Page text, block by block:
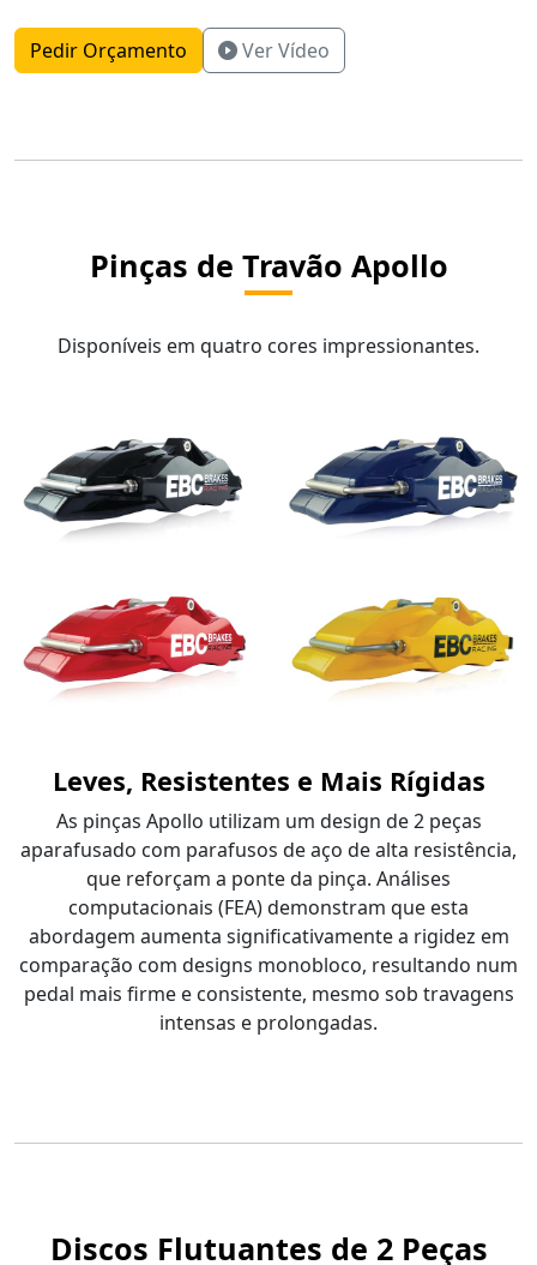
Pedir Orçamento Ver Vídeo
Pinças de Travão Apollo
Disponíveis em quatro cores impressionantes.
Leves, Resistentes e Mais Rígidas
As pinças Apollo utilizam um design de 2 peças
aparafusado com parafusos de aço de alta resistência,
que reforçam a ponte da pinça. Análises
computacionais (FEA) demonstram que esta
abordagem aumenta significativamente a rigidez em
comparação com designs monobloco, resultando num
pedal mais firme e consistente, mesmo sob travagens
intensas e prolongadas.
Discos Flutuantes de 2 Peças